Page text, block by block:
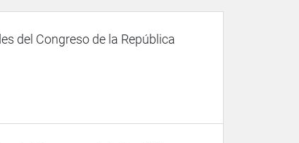
del Congreso de la República